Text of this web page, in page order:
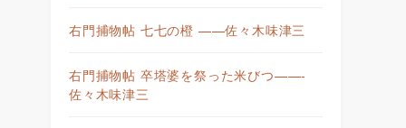
右門捕物帖 七七の橙 ——佐々木味津三
右門捕物帖 卒塔婆を祭った米びつ——-
佐々木味津三